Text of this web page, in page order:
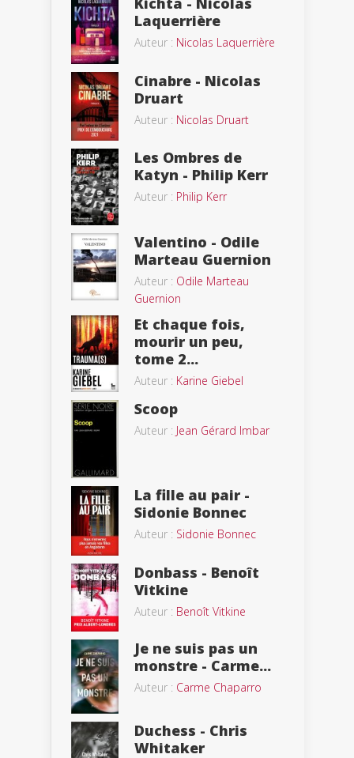
Laquerrière
Auteur : Nicolas Laquerrière
Cinabre - Nicolas
Druart
Auteur : Nicolas Druart
Les Ombres de
Katyn - Philip Kerr
Auteur : Philip Kerr
Valentino - Odile
Marteau Guernion
Auteur : Odile Marteau
Guernion
Et chaque fois,
mourir un peu,
tome 2...
Auteur : Karine Giebel
Scoop
Auteur : Jean Gérard Imbar
La fille au pair -
Sidonie Bonnec
Auteur : Sidonie Bonnec
Donbass - Benoît
Vitkine
Auteur : Benoît Vitkine
Je ne suis pas un
monstre - Carme...
Auteur : Carme Chaparro
Duchess - Chris
Whitaker